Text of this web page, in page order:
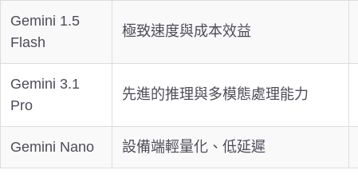
Gemini 1.5
Flash
極致速度與成本效益
Gemini 3.1
Pro
先進的推理與多模態處理能力
Gemini Nano 設備端輕量化、低延遲